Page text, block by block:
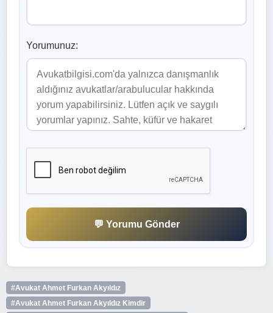
Yorumunuz:
💬 Yorumu Gönder
#Avukat Ahmet Furkan Akyıldız
#Avukat Ahmet Furkan Akyıldız Kimdir